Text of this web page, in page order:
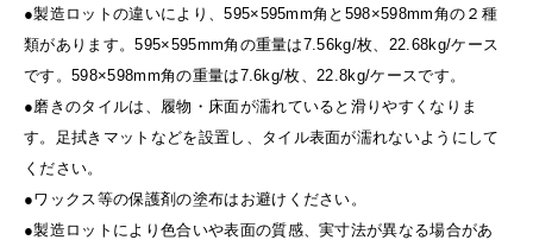
●製造ロットの違いにより、595×595mm角と598×598mm角の２種
類があります。595×595mm角の重量は7.56kg/枚、22.68kg/ケース
です。598×598mm角の重量は7.6kg/枚、22.8kg/ケースです。
●磨きのタイルは、履物・床面が濡れていると滑りやすくなりま
す。足拭きマットなどを設置し、タイル表面が濡れないようにして
ください。
●ワックス等の保護剤の塗布はお避けください。
●製造ロットにより色合いや表面の質感、実寸法が異なる場合があ